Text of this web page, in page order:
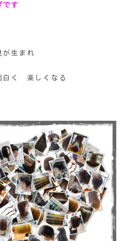
です
が生まれ
白く 楽しくなる